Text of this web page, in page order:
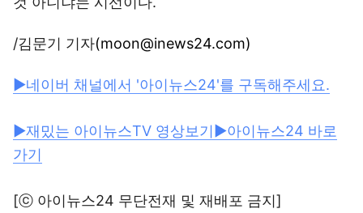
/김문기 기자(moon@inews24.com)
▶네이버 채널에서 '아이뉴스24'를 구독해주세요.
▶재밌는 아이뉴스TV 영상보기 ▶아이뉴스24 바로
가기
[ⓒ 아이뉴스24 무단전재 및 재배포 금지]